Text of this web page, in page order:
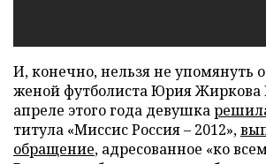
И, конечно, нельзя не упомянуть
женой футболиста Юрия Жиркова
апреле этого года девушка
титула «Миссис Россия – 2012»,
обращение, адресованное «ко